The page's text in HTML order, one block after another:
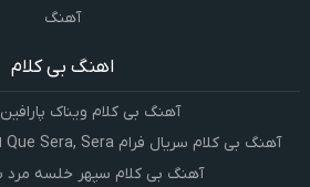
آهنگ
اهنگ بی کلام
آهنگ بی کلام ویناک
آهنگ بی کلام سریال فرام Que Sera, Sera از Jack Jezzro – رایگان
آهنگ بی کلام سپهر خلسه مرد